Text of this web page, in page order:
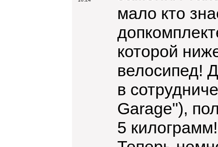
мало кто
которой
велосипед!
в
Garage"),
5 килограмм!